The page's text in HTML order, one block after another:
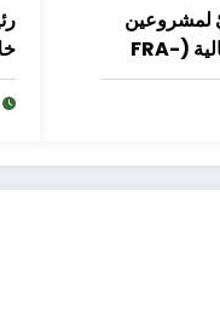
لمشروعين
في المختبر التنظيمي لهيئة الرقابة المالية (FRA-